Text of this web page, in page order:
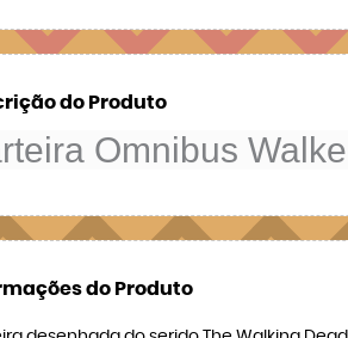
do Produto
Omnibus
do Produto